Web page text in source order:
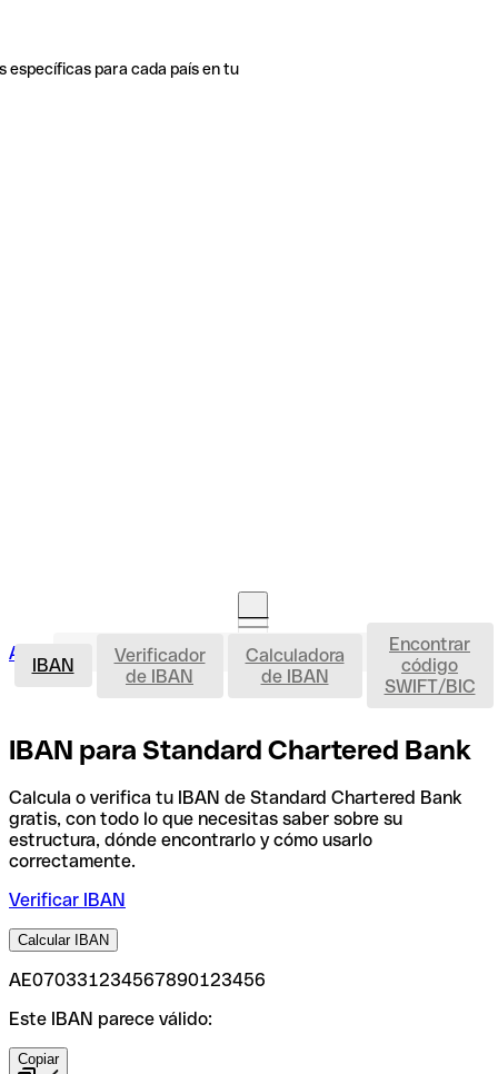
específicas para cada país en tu
Acceso clientesAbrir cuenta IBAN
IBAN
Verificador
de IBAN
Calculadora
de IBAN
Encontrar
código
SWIFT/BIC
IBAN para Standard Chartered Bank
Calcula o verifica tu IBAN de Standard Chartered Bank
gratis, con todo lo que necesitas saber sobre su
estructura, dónde encontrarlo y cómo usarlo
correctamente.
Verificar IBAN
Calcular IBAN
AE070331234567890123456
Este IBAN parece válido:
Copiar